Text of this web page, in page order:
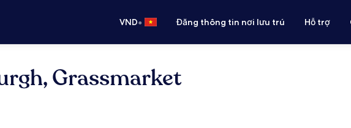
VND• Đăng thông tin nơi lưu trú Hỗ trợ
Grassmarket